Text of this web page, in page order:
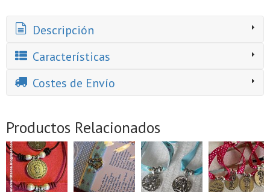
Descripción
Características
Costes de Envío
Productos Relacionados